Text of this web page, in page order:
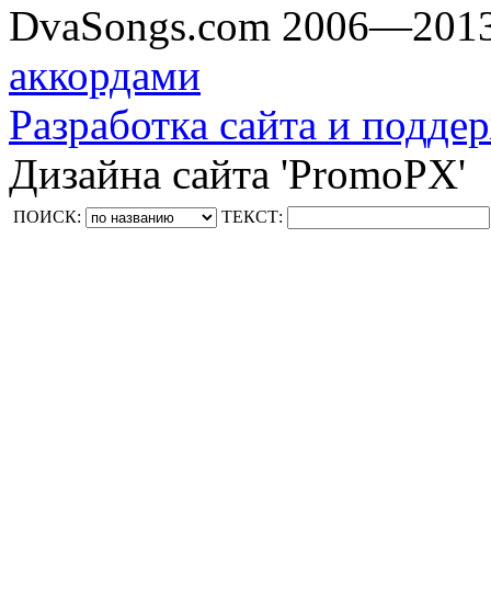
DvaSongs.com
аккордами
Разработка сайта и
Дизайна сайта 'PromoPX'
ПОИСК: ТЕКСТ: